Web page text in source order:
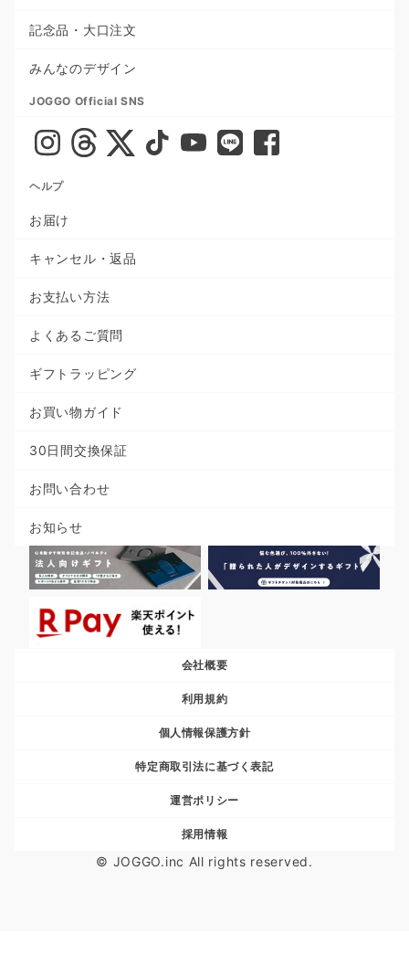
記念品・大口注文
みんなのデザイン
JOGGO Official SNS
ヘルプ
お届け
キャンセル・返品
お支払い方法
よくあるご質問
ギフトラッピング
お買い物ガイド
30日間交換保証
お問い合わせ
お知らせ
会社概要
利用規約
個人情報保護方針
特定商取引法に基づく表記
運営ポリシー
採用情報
© JOGGO.inc All rights reserved.